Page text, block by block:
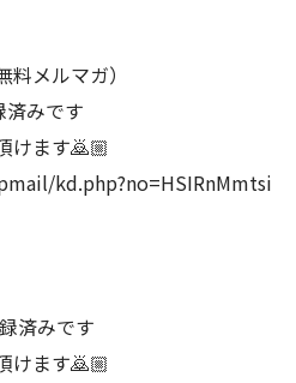
メルマガ）
済みです
けます🙇🏼
kd.php?no=HSIRnMmtsi
済みです
けます🙇🏼